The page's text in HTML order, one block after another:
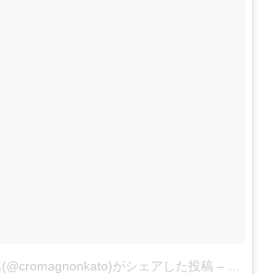
がシェアした投稿 –